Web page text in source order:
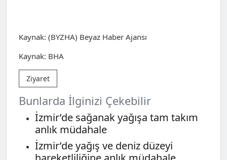
Kaynak: (BYZHA) Beyaz Haber Ajansı
Kaynak: BHA
Ziyaret
Bunlarda İlginizi Çekebilir
İzmir’de sağanak yağışa tam takım
anlık müdahale
İzmir’de yağış ve deniz düzeyi